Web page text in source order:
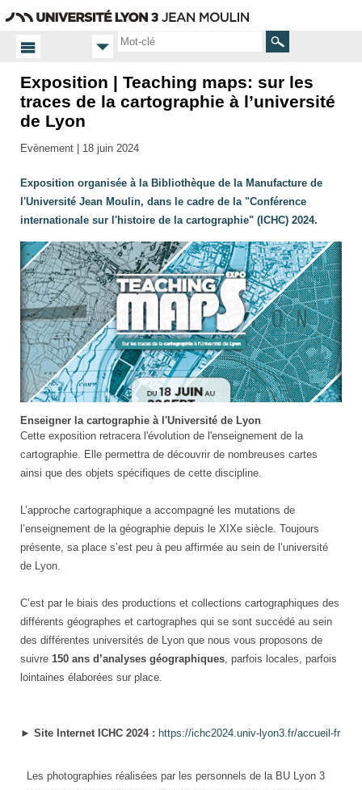
Rechercher
Accueil
Expositions
Exposition | Teaching maps: sur les
traces de la cartographie à l’université
de Lyon
Evènement | 18 juin 2024
Exposition organisée à la Bibliothèque de la Manufacture de
l'Université Jean Moulin, dans le cadre de la "Conférence
internationale sur l'histoire de la cartographie" (ICHC) 2024.
teaching
maps
exposition
Enseigner la cartographie à l'Université de Lyon
Cette exposition retracera l'évolution de l'enseignement de la
cartographie. Elle permettra de découvrir de nombreuses cartes
ainsi que des objets spécifiques de cette discipline.
L’approche cartographique a accompagné les mutations de
l’enseignement de la géographie depuis le XIXe siècle. Toujours
présente, sa place s’est peu à peu affirmée au sein de l’université
de Lyon.
C’est par le biais des productions et collections cartographiques des
différents géographes et cartographes qui se sont succédé au sein
des différentes universités de Lyon que nous vous proposons de
suivre 150 ans d’analyses géographiques, parfois locales, parfois
lointaines élaborées sur place.
► Site Internet ICHC 2024 : https://ichc2024.univ-lyon3.fr/accueil-fr
Les photographies réalisées par les personnels de la BU Lyon 3